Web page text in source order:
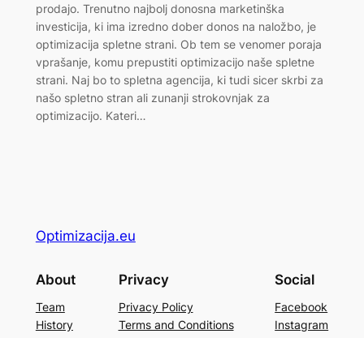
prodajo. Trenutno najbolj donosna marketinška
investicija, ki ima izredno dober donos na naložbo, je
optimizacija spletne strani. Ob tem se venomer poraja
vprašanje, komu prepustiti optimizacijo naše spletne
strani. Naj bo to spletna agencija, ki tudi sicer skrbi za
našo spletno stran ali zunanji strokovnjak za
optimizacijo. Kateri…
Optimizacija.eu
About
Team
History
Privacy
Privacy Policy
Terms and Conditions
Social
Facebook
Instagram